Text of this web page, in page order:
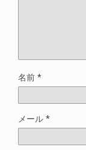
名前 *
メール *